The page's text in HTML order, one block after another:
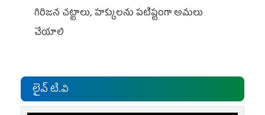
గిరిజన చట్టాలు, హక్కులను పటిష్టంగా అమలు
చేయాలి
లైవ్ టి.వి